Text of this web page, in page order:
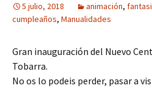
5 julio, 2018 animación,
cumpleaños, Manualidades
Gran inauguración del Nuevo
Tobarra.
No os lo podeis perder, pasar a